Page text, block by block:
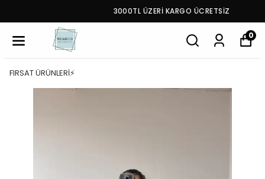
3000TL ÜZERİ KARGO ÜCRETSİZ
0
FIRSAT ÜRÜNLERİ⚡